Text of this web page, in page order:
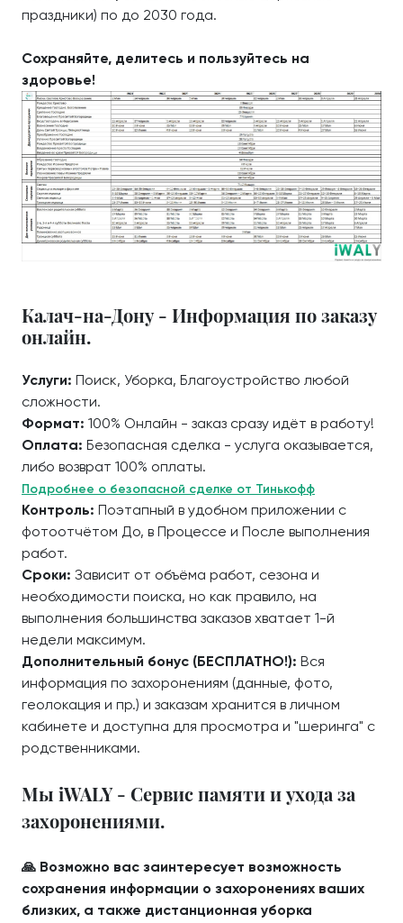
праздники) по до 2030 года.
Сохраняйте, делитесь и пользуйтесь на
здоровье!
Калач-на-Дону - Информация по заказу
онлайн.
Услуги: Поиск, Уборка, Благоустройство любой
сложности.
Формат: 100% Онлайн - заказ сразу идёт в работу!
Оплата: Безопасная сделка - услуга оказывается,
либо возврат 100% оплаты.
Подробнее о безопасной сделке от Тинькофф
Контроль: Поэтапный в удобном приложении с
фотоотчётом До, в Процессе и После выполнения
работ.
Сроки: Зависит от объёма работ, сезона и
необходимости поиска, но как правило, на
выполнения большинства заказов хватает 1-й
недели максимум.
Дополнительный бонус (БЕСПЛАТНО!): Вся
информация по захоронениям (данные, фото,
геолокация и пр.) и заказам хранится в личном
кабинете и доступна для просмотра и "шеринга" с
родственниками.
Мы iWALY - Сервис памяти и ухода за
захоронениями.
🙏 Возможно вас заинтересует возможность
сохранения информации о захоронениях ваших
близких, а также дистанционная уборка